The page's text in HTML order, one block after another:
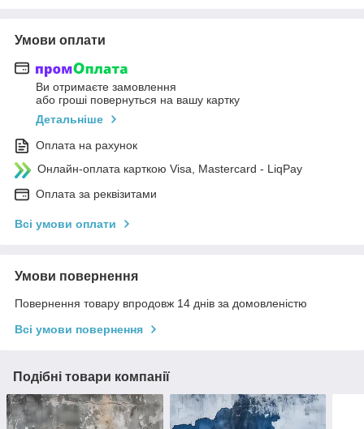
Умови оплати
Ви отримаєте замовлення
або гроші повернуться на вашу картку
Детальніше
Оплата на рахунок
Онлайн-оплата карткою Visa, Mastercard - LiqPay
Оплата за реквізитами
Всі умови оплати
Умови повернення
Повернення товару впродовж 14 днів за домовленістю
Всі умови повернення
Подібні товари компанії